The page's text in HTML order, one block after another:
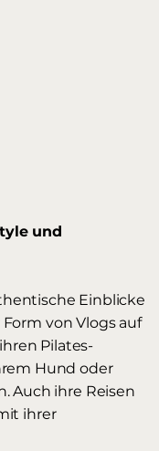
und
Einblicke
von Vlogs auf
Pilates-
Hund oder
Auch ihre Reisen
ihrer